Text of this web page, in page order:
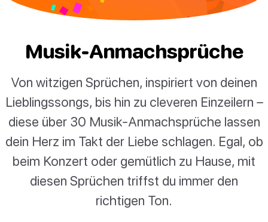
Musik-Anmachsprüche
Von witzigen Sprüchen, inspiriert von deinen
Lieblingssongs, bis hin zu cleveren Einzeilern –
diese über 30 Musik-Anmachsprüche lassen
dein Herz im Takt der Liebe schlagen. Egal, ob
beim Konzert oder gemütlich zu Hause, mit
diesen Sprüchen triffst du immer den
richtigen Ton.